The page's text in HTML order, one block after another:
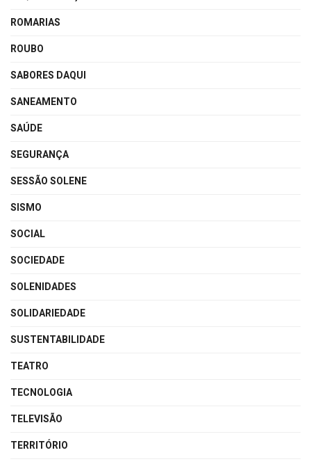
ROMARIAS
ROUBO
SABORES DAQUI
SANEAMENTO
SAÚDE
SEGURANÇA
SESSÃO SOLENE
SISMO
SOCIAL
SOCIEDADE
SOLENIDADES
SOLIDARIEDADE
SUSTENTABILIDADE
TEATRO
TECNOLOGIA
TELEVISÃO
TERRITÓRIO